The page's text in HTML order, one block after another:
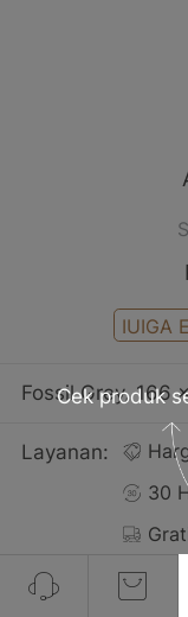
IUIGA
Fossil Grey, 166
Layanan:
30
Cek produk